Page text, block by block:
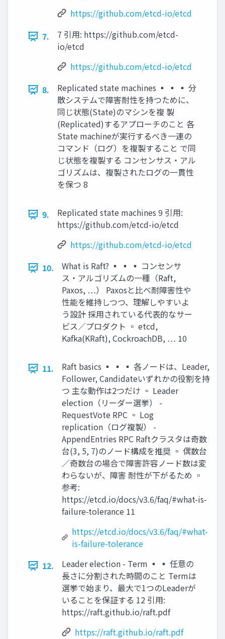
https://github.com/etcd-io/etcd
7.
7 引用: https://github.com/etcd-
io/etcd
https://github.com/etcd-io/etcd
8.
Replicated state machines ▪ ▪ ▪ 分
散システムで障害耐性を持つために、
同じ状態(State)のマシンを複 製
(Replicated)するアプローチのこと 各
State machineが実行するべき一連の
コマンド（ログ）を複製すること で同
じ状態を複製する コンセンサス・アル
ゴリズムは、複製されたログの一貫性
を保つ 8
9.
Replicated state machines 9 引用:
https://github.com/etcd-io/etcd
https://github.com/etcd-io/etcd
10.
What is Raft? ▪ ▪ ▪ コンセンサ
ス・アルゴリズムの一種（Raft,
Paxos, …） Paxosと比べ耐障害性や
性能を維持しつつ、理解しやすいよ
う設計 採用されている代表的なサー
ビス／プロダクト ▫ etcd,
Kafka(KRaft), CockroachDB, … 10
11.
Raft basics ▪ ▪ ▪ 各ノードは、Leader,
Follower, Candidateいずれかの役割を持
つ 主な動作は2つだけ ▫ Leader
election（リーダー選挙） -
RequestVote RPC ▫ Log
replication（ログ複製） -
AppendEntries RPC Raftクラスタは奇数
台(3, 5, 7)のノード構成を推奨 ▫ 偶数台
／奇数台の場合で障害許容ノード数は変
わらないが、障害 耐性が下がるため ▫
参考:
https://etcd.io/docs/v3.6/faq/#what-is-
failure-tolerance 11
https://etcd.io/docs/v3.6/faq/#what-
is-failure-tolerance
12.
Leader election - Term ▪ ▪ 任意の
長さに分割された時間のこと Termは
選挙で始まり、最大で1つのLeaderが
いることを保証する 12 引用:
https://raft.github.io/raft.pdf
https://raft.github.io/raft.pdf